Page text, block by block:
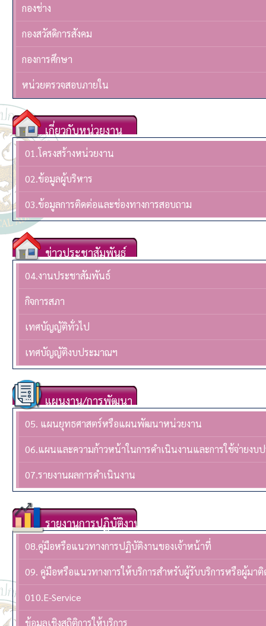
กองช่าง
กองสวัสดิการสังคม
กองการศึกษา
หน่วยตรวจสอบภายใน
เกี่ยวกับหน่วยงาน
01.โครงสร้างหน่วยงาน
02.ข้อมูลผู้บริหาร
03.ข้อมูลการติดต่อและช่องทางการสอบถาม
ข่าวประชาสัมพันธ์
04.งานประชาสัมพันธ์
กิจการสภา
เทศบัญญัติทั่วไป
เทศบัญญัติงบประมาณฯ
แผนงาน/การพัฒนา
05. แผนยุทธศาสตร์หรือแผนพัฒนาหน่วยงาน
06.แผนและความก้าวหน้าในการดำเนินงานและการใช้จ่ายงบ
07.รายงานผลการดำเนินงาน
รายงานการปฏิบัติงาน
08.คู่มือหรือแนวทางการปฏิบัติงานของเจ้าหน้าที่
09. คู่มือหรือแนวทางการให้บริการสำหรับผู้รับบริการหรือผู้มา
010.E-Service
ข้อมูลเชิงสถิติการให้บริการ